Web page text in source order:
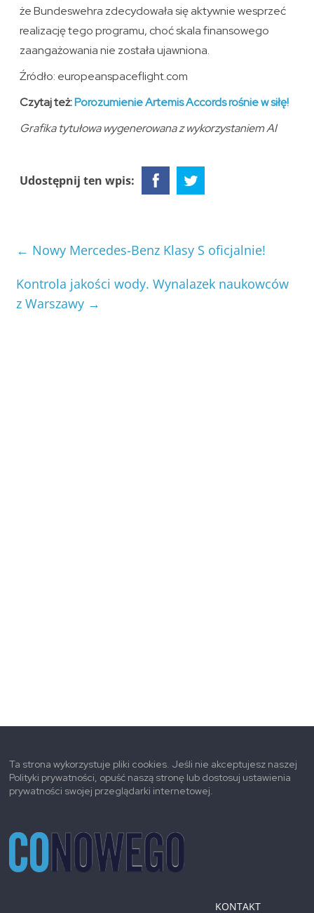
że Bundeswehra zdecydowała się aktywnie wesprzeć
realizację tego programu, choć skala finansowego
zaangażowania nie została ujawniona.
Źródło: europeanspaceflight.com
Czytaj też:Porozumienie Artemis Accords rośnie w siłę!
Grafika tytułowa wygenerowana z wykorzystaniem AI
Udostępnij ten wpis:
← Nowy Mercedes-Benz Klasy S oficjalnie!
Kontrola jakości wody. Wynalazek naukowców
z Warszawy →
Ta strona wykorzystuje pliki cookies. Jeśli nie akceptujesz naszej
Polityki prywatności, opuść naszą stronę lub dostosuj ustawienia
prywatności swojej przeglądarki internetowej.
KONTAKT